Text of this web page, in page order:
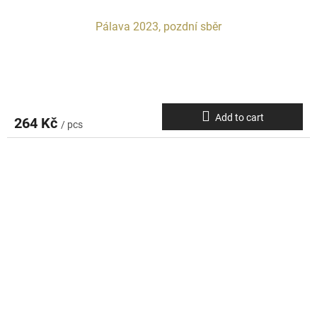
Pálava 2023, pozdní sběr
264 Kč / pcs
Add to cart